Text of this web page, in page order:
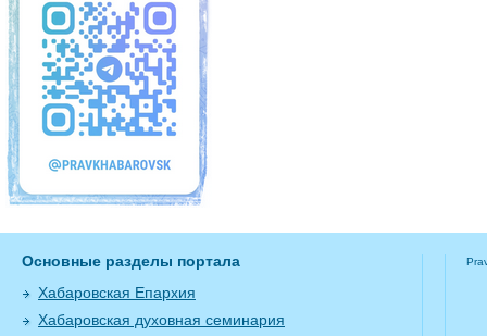
Основные разделы портала
Хабаровская Епархия
Хабаровская духовная семинария